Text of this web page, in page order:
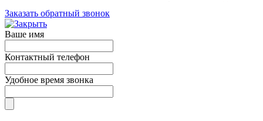
Заказать обратный звонок
Ваше имя
Контактный телефон
Удобное время звонка